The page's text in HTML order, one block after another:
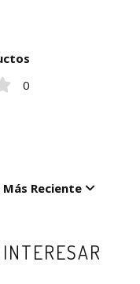
0
Más Reciente